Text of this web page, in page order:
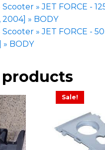
» JET FORCE -
2004] » BODY
» JET FORCE - 50
» BODY
products
Sale!